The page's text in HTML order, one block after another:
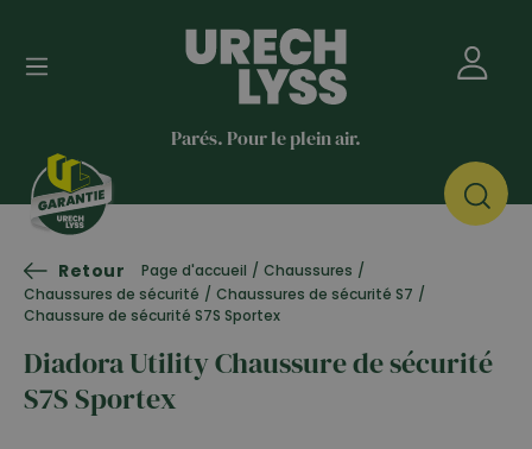
Parés. Pour le plein air.
Retour Page d'accueil / Chaussures /
Chaussures de sécurité / Chaussures de sécurité S7 /
Chaussure de sécurité S7S Sportex
Diadora Utility Chaussure de sécurité
S7S Sportex